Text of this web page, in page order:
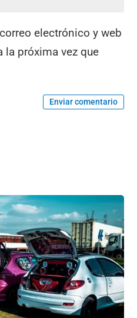
electrónico y web
la próxima vez que
Enviar comentario